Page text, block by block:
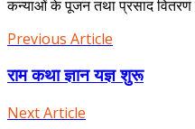
कन्याओं के पूजन तथा प्रसाद वितरण
Previous Article
राम कथा ज्ञान यज्ञ शुरू
Next Article